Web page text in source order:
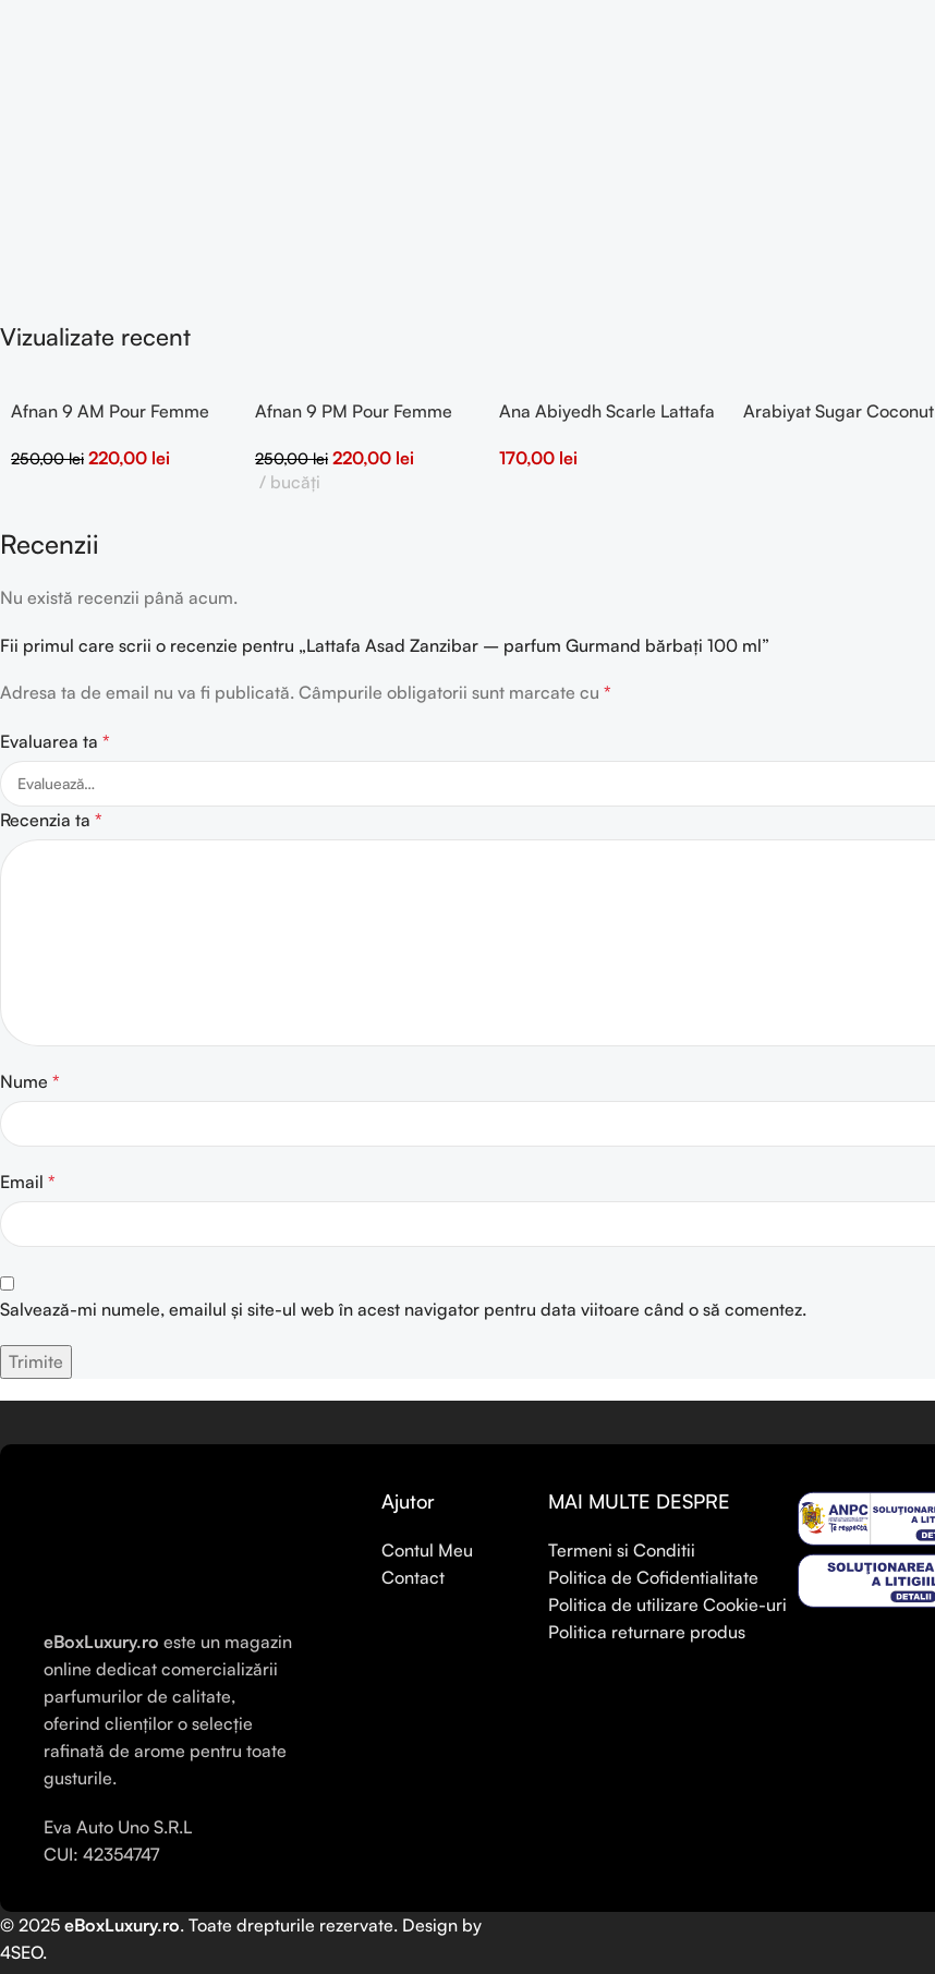
Vizualizate recent
Afnan 9 AM Pour Femme
250,00lei 220,00 lei
Afnan 9 PM Pour Femme
250,00lei 220,00 lei
bucăți
Ana Abiyedh Scarle Lattafa
170,00 lei
Arabiyat Sugar Coconut
Recenzii
Nu există recenzii până acum.
Fii primul care scrii o recenzie pentru „Lattafa Asad Zanzibar – parfum Gurmand bărbați 100 ml”
Adresa ta de email nu va fi publicată. Câmpurile obligatorii sunt marcate cu *
Evaluarea ta *
Recenzia ta *
Nume *
Email *
Salvează-mi numele, emailul și site-ul web în acest navigator pentru data viitoare când o să comentez.
eBoxLuxury.ro este un magazin
online dedicat comercializării
parfumurilor de calitate,
oferind clienților o selecție
rafinată de arome pentru toate
gusturile.
Eva Auto Uno S.R.L
CUI: 42354747
Ajutor
Contul Meu
Contact
MAI MULTE DESPRE
Termeni si Conditii
Politica de Cofidentialitate
Politica de utilizare Cookie-uri
Politica returnare produs
© 2025 eBoxLuxury.ro. Toate drepturile rezervate. Design by
4SEO.